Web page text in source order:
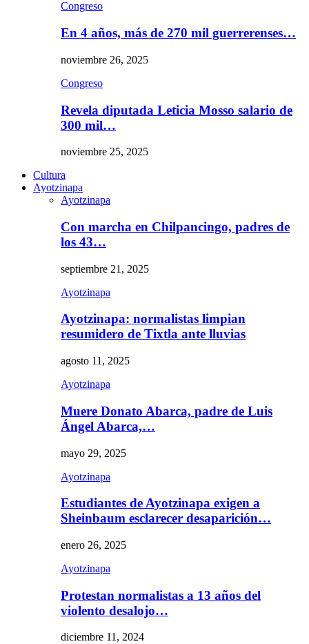
Congreso
En 4 años, más de 270 mil guerrerenses…
noviembre 26, 2025
Congreso
Revela diputada Leticia Mosso salario de
300 mil…
noviembre 25, 2025
Cultura
Ayotzinapa
Ayotzinapa
Con marcha en Chilpancingo, padres de
los 43…
septiembre 21, 2025
Ayotzinapa
Ayotzinapa: normalistas limpian
resumidero de Tixtla ante lluvias
agosto 11, 2025
Ayotzinapa
Muere Donato Abarca, padre de Luis
Ángel Abarca,…
mayo 29, 2025
Ayotzinapa
Estudiantes de Ayotzinapa exigen a
Sheinbaum esclarecer desaparición…
enero 26, 2025
Ayotzinapa
Protestan normalistas a 13 años del
violento desalojo…
diciembre 11, 2024